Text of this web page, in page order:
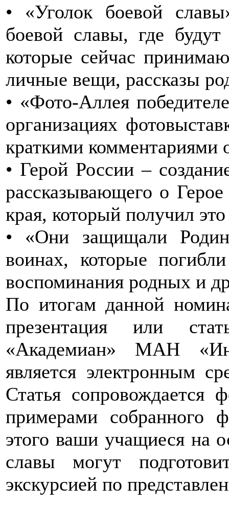
• «Уголок боевой
боевой славы, где
которые сейчас
личные вещи, рассказы
• «Фото-Аллея
организациях
краткими комментариями
• Герой России –
рассказывающего о
края, который получил
• «Они защищали
воинах, которые
воспоминания родных и
По итогам данной
презентация или
«Академиан» МАН
является электронным
Статья сопровождается
примерами собранного
этого ваши учащиеся на
славы могут
экскурсией по